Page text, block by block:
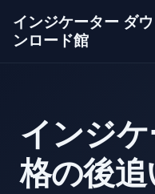
インジケーター ダウ
ンロード館
インジ
格の後